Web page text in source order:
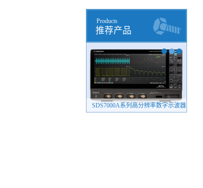
推荐产品
Products
SDS7000A系列高分辨率数字示波器